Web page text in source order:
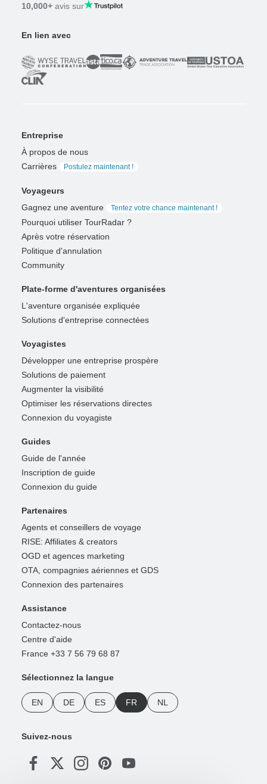
10,000+ avis sur
En lien avec
Entreprise
À propos de nous
Carrières
Postulez maintenant !
Voyageurs
Gagnez une aventure
Tentez votre chance maintenant !
Pourquoi utiliser TourRadar ?
Après votre réservation
Politique d'annulation
Community
Plate-forme d'aventures organisées
L'aventure organisée expliquée
Solutions d'entreprise connectées
Voyagistes
Développer une entreprise prospère
Solutions de paiement
Augmenter la visibilité
Optimiser les réservations directes
Connexion du voyagiste
Guides
Guide de l'année
Inscription de guide
Connexion du guide
Partenaires
Agents et conseillers de voyage
RISE: Affiliates & creators
OGD et agences marketing
OTA, compagnies aériennes et GDS
Connexion des partenaires
Assistance
Contactez-nous
Centre d'aide
France +33 7 56 79 68 87
Sélectionnez la langue
EN DE ES FR NL
Suivez-nous